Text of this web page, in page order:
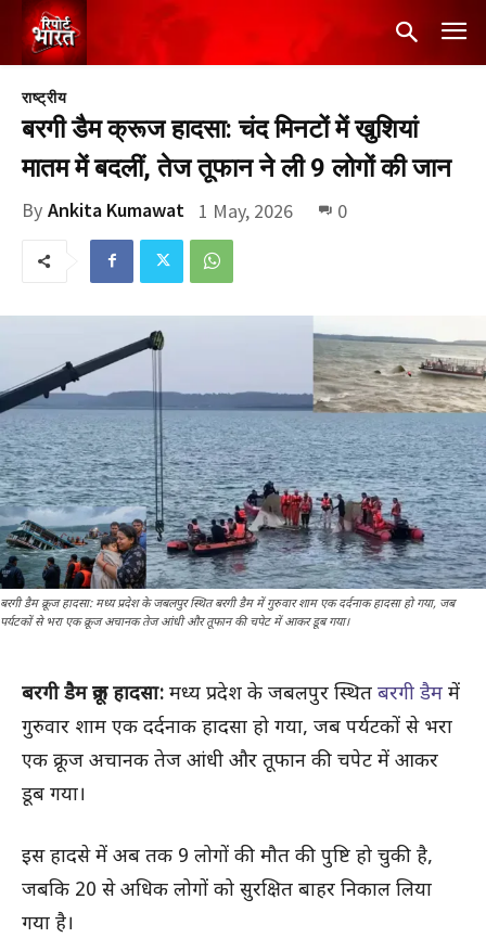
राष्ट्रीय
बरगी डैम क्रूज हादसा: चंद मिनटों में खुशियां
मातम में बदलीं, तेज तूफान ने ली 9 लोगों की जान
By Ankita Kumawat 1 May, 2026 0
बरगी डैम क्रूज हादसा: मध्य प्रदेश के जबलपुर स्थित बरगी डैम में गुरुवार शाम एक दर्दनाक हादसा हो गया, जब
पर्यटकों से भरा एक क्रूज अचानक तेज आंधी और तूफान की चपेट में आकर डूब गया।
बरगी डैम क्रूज हादसा: मध्य प्रदेश के जबलपुर स्थित बरगी डैम में
गुरुवार शाम एक दर्दनाक हादसा हो गया, जब पर्यटकों से भरा
एक क्रूज अचानक तेज आंधी और तूफान की चपेट में आकर
डूब गया।
इस हादसे में अब तक 9 लोगों की मौत की पुष्टि हो चुकी है,
जबकि 20 से अधिक लोगों को सुरक्षित बाहर निकाल लिया
गया है।